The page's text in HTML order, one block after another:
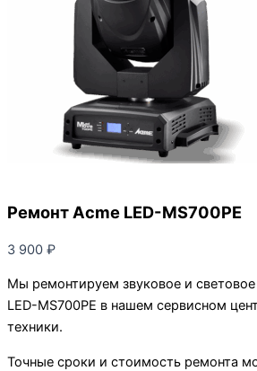
Ремонт Acme LED-MS700PE
3 900 ₽
Мы ремонтируем звуковое и
LED-MS700PE в нашем сервисном
техники.
Точные сроки и стоимость ремонта